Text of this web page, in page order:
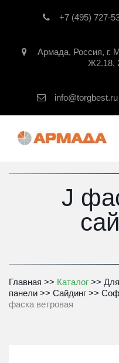
+7 (495) 727-
Армада, Россия, г.
Ж2.18,
info@torgbest.ru
J
Главная >> Каталог >>
панели >> Сайдинг >>
фаска ветровая